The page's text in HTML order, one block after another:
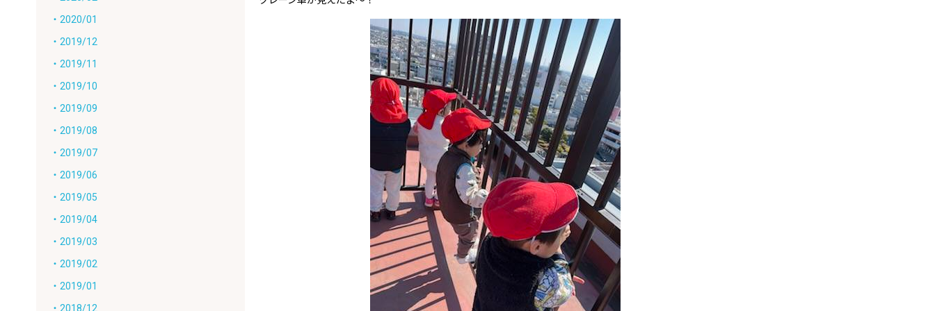
・2020/01
・2019/12
・2019/11
・2019/10
・2019/09
・2019/08
・2019/07
・2019/06
・2019/05
・2019/04
・2019/03
・2019/02
・2019/01
・2018/12